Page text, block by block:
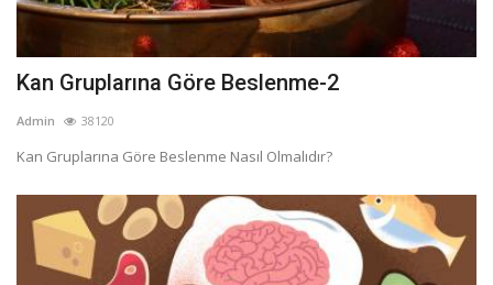
Kan Gruplarına Göre Beslenme-2
Admin 38120
Kan Gruplarına Göre Beslenme Nasıl Olmalıdır?